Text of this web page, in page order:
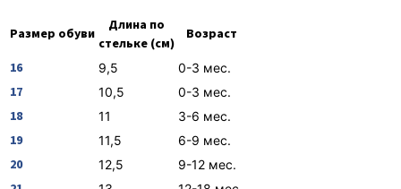
Размер обуви
Длина по
стельке (см)
Возраст
16
9,5 0-3 мес.
17 10,5 0-3 мес.
18 11 3-6 мес.
19 11,5 6-9 мес.
20 12,5 9-12 мес.